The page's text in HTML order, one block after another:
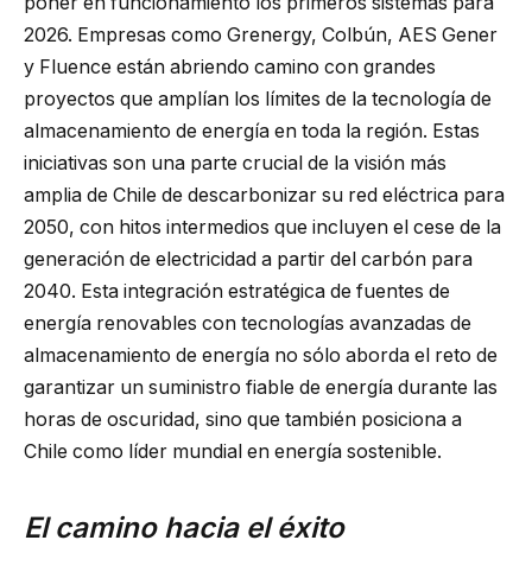
2026. Empresas como Grenergy, Colbún, AES Gener
y Fluence están abriendo camino con grandes
proyectos que amplían los límites de la tecnología de
almacenamiento de energía en toda la región. Estas
iniciativas son una parte crucial de la visión más
amplia de Chile de descarbonizar su red eléctrica para
2050, con hitos intermedios que incluyen el cese de la
generación de electricidad a partir del carbón para
2040. Esta integración estratégica de fuentes de
energía renovables con tecnologías avanzadas de
almacenamiento de energía no sólo aborda el reto de
garantizar un suministro fiable de energía durante las
horas de oscuridad, sino que también posiciona a
Chile como líder mundial en energía sostenible.
El camino hacia el éxito